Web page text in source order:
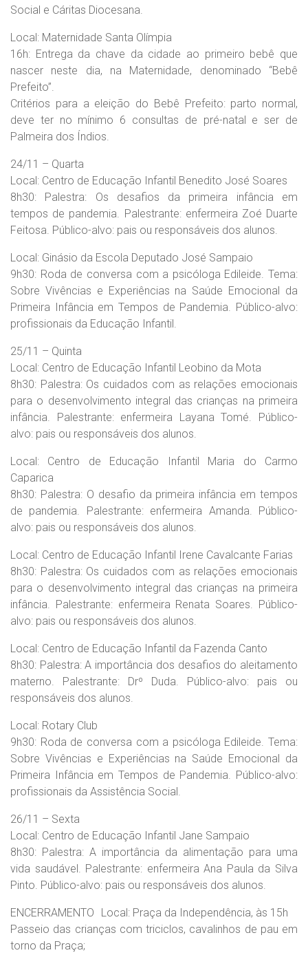
Social e Cáritas Diocesana.
Local: Maternidade Santa Olímpia
16h: Entrega da chave da cidade ao primeiro bebê que
nascer neste dia, na Maternidade, denominado “Bebê
Prefeito”.
Critérios para a eleição do Bebê Prefeito: parto normal,
deve ter no mínimo 6 consultas de pré-natal e ser de
Palmeira dos Índios.
24/11 – Quarta
Local: Centro de Educação Infantil Benedito José Soares
8h30: Palestra: Os desafios da primeira infância em
tempos de pandemia. Palestrante: enfermeira Zoé Duarte
Feitosa. Público-alvo: pais ou responsáveis dos alunos.
Local: Ginásio da Escola Deputado José Sampaio
9h30: Roda de conversa com a psicóloga Edileide. Tema:
Sobre Vivências e Experiências na Saúde Emocional da
Primeira Infância em Tempos de Pandemia. Público-alvo:
profissionais da Educação Infantil.
25/11 – Quinta
Local: Centro de Educação Infantil Leobino da Mota
8h30: Palestra: Os cuidados com as relações emocionais
para o desenvolvimento integral das crianças na primeira
infância. Palestrante: enfermeira Layana Tomé. Público-
alvo: pais ou responsáveis dos alunos.
Local: Centro de Educação Infantil Maria do Carmo
Caparica
8h30: Palestra: O desafio da primeira infância em tempos
de pandemia. Palestrante: enfermeira Amanda. Público-
alvo: pais ou responsáveis dos alunos.
Local: Centro de Educação Infantil Irene Cavalcante Farias
8h30: Palestra: Os cuidados com as relações emocionais
para o desenvolvimento integral das crianças na primeira
infância. Palestrante: enfermeira Renata Soares. Público-
alvo: pais ou responsáveis dos alunos.
Local: Centro de Educação Infantil da Fazenda Canto
8h30: Palestra: A importância dos desafios do aleitamento
materno. Palestrante: Drº Duda. Público-alvo: pais ou
responsáveis dos alunos.
Local: Rotary Club
9h30: Roda de conversa com a psicóloga Edileide. Tema:
Sobre Vivências e Experiências na Saúde Emocional da
Primeira Infância em Tempos de Pandemia. Público-alvo:
profissionais da Assistência Social.
26/11 – Sexta
Local: Centro de Educação Infantil Jane Sampaio
8h30: Palestra: A importância da alimentação para uma
vida saudável. Palestrante: enfermeira Ana Paula da Silva
Pinto. Público-alvo: pais ou responsáveis dos alunos.
ENCERRAMENTO Local: Praça da Independência, às 15h
Passeio das crianças com triciclos, cavalinhos de pau em
torno da Praça;